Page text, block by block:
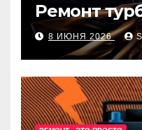
Ремонт
8 ИЮНЯ 2026